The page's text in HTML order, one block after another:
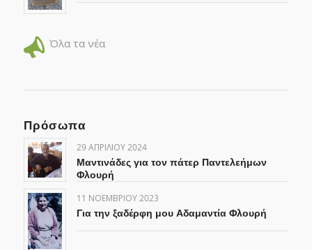
Όλα τα νέα
Πρόσωπα
29 ΑΠΡΙΛΊΟΥ 2024
Μαντινάδες για τον πάτερ Παντελεήμων
Φλουρή
11 ΝΟΕΜΒΡΊΟΥ 2023
Για την ξαδέρφη μου Αδαμαντία Φλουρή